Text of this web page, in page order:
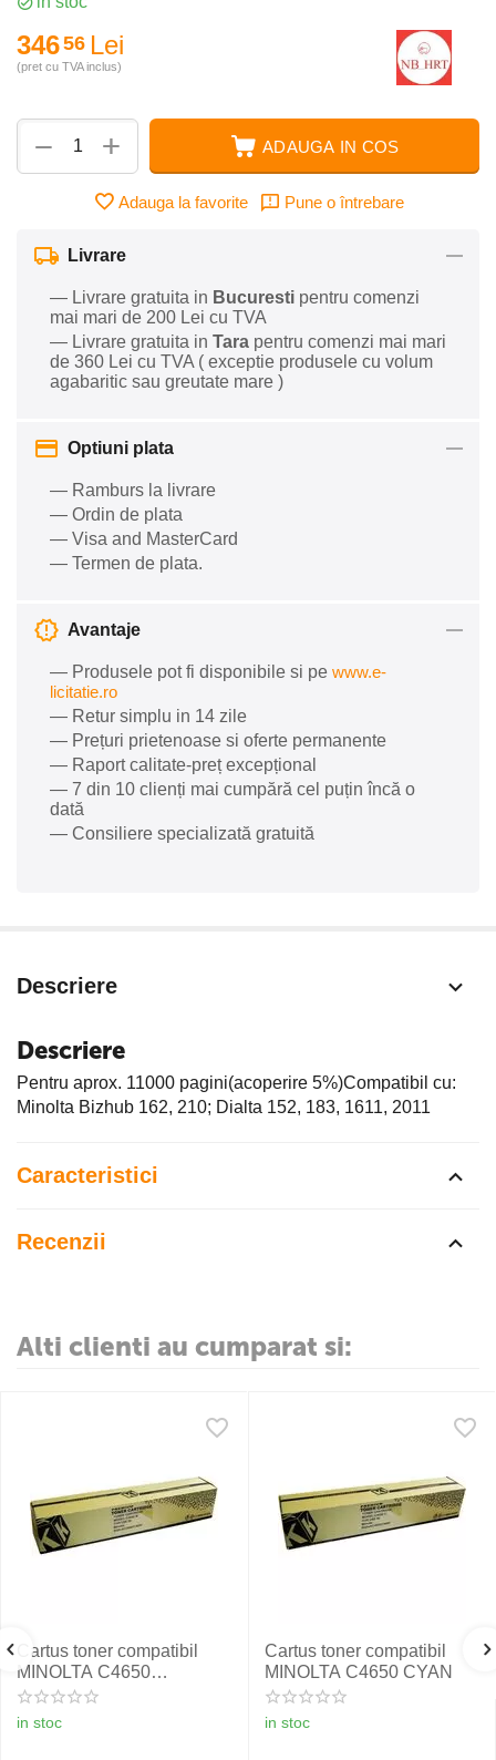
34656 Lei
(pret cu TVA inclus)
+
− ADAUGA IN COS
Adauga la favorite Pune o întrebare
Livrare
— Livrare gratuita in Bucuresti pentru comenzi
mai mari de 200 Lei cu TVA
— Livrare gratuita in Tara pentru comenzi mai mari
de 360 Lei cu TVA ( exceptie produsele cu volum
agabaritic sau greutate mare )
Optiuni plata
— Ramburs la livrare
— Ordin de plata
— Visa and MasterCard
— Termen de plata.
Avantaje
— Produsele pot fi disponibile si pe www.e-
licitatie.ro
— Retur simplu in 14 zile
— Prețuri prietenoase si oferte permanente
— Raport calitate-preț excepțional
— 7 din 10 clienți mai cumpără cel puțin încă o
dată
— Consiliere specializată gratuită
Descriere
Descriere
Pentru aprox. 11000 pagini(acoperire 5%)Compatibil cu:
Minolta Bizhub 162, 210; Dialta 152, 183, 1611, 2011
Caracteristici
Recenzii
Alti clienti au cumparat si:
Cartus toner compatibil
MINOLTA C4650
MAGENTA
in stoc
Cartus toner compatibil
MINOLTA C4650 CYAN
in stoc